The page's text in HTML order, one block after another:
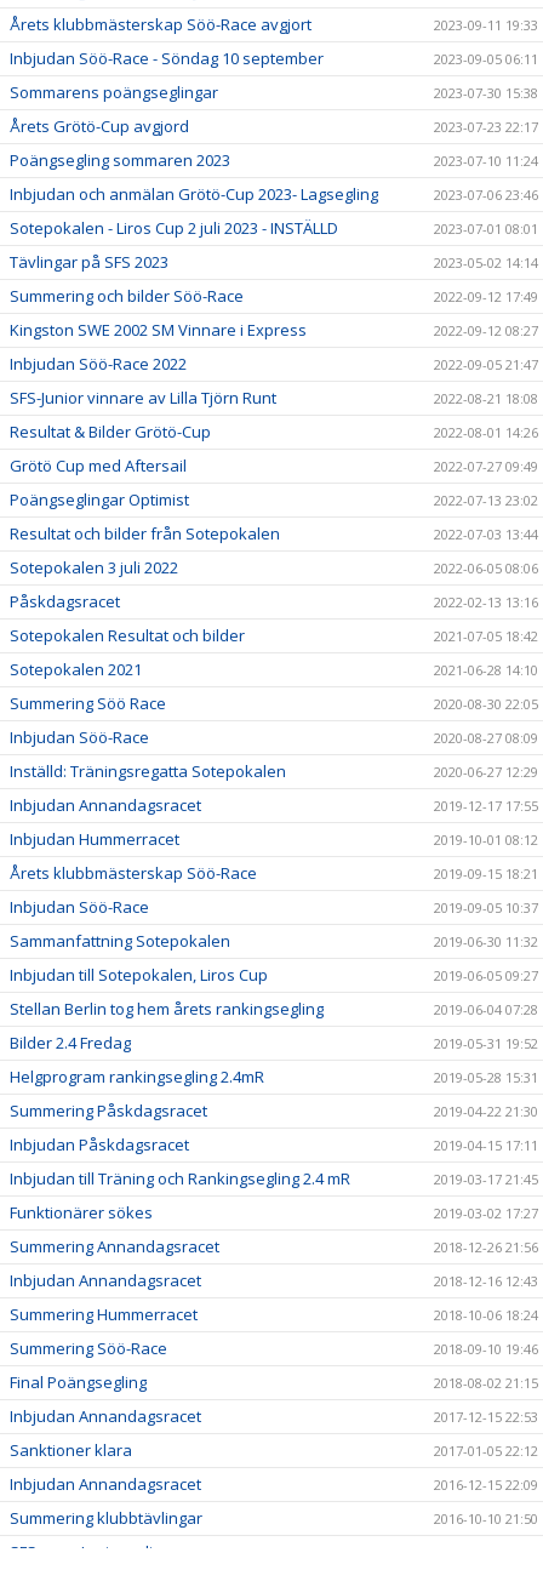
Årets klubbmästerskap Söö-Race avgjort 2023-09-11 19:33
Inbjudan Söö-Race - Söndag 10 september 2023-09-05 06:11
Sommarens poängseglingar 2023-07-30 15:38
Årets Grötö-Cup avgjord 2023-07-23 22:17
Poängsegling sommaren 2023 2023-07-10 11:24
Inbjudan och anmälan Grötö-Cup 2023- Lagsegling 2023-07-06 23:46
Sotepokalen - Liros Cup 2 juli 2023 - INSTÄLLD 2023-07-01 08:01
Tävlingar på SFS 2023 2023-05-02 14:14
Summering och bilder Söö-Race 2022-09-12 17:49
Kingston SWE 2002 SM Vinnare i Express 2022-09-12 08:27
Inbjudan Söö-Race 2022 2022-09-05 21:47
SFS-Junior vinnare av Lilla Tjörn Runt 2022-08-21 18:08
Resultat & Bilder Grötö-Cup 2022-08-01 14:26
Grötö Cup med Aftersail 2022-07-27 09:49
Poängseglingar Optimist 2022-07-13 23:02
Resultat och bilder från Sotepokalen 2022-07-03 13:44
Sotepokalen 3 juli 2022 2022-06-05 08:06
Påskdagsracet 2022-02-13 13:16
Sotepokalen Resultat och bilder 2021-07-05 18:42
Sotepokalen 2021 2021-06-28 14:10
Summering Söö Race 2020-08-30 22:05
Inbjudan Söö-Race 2020-08-27 08:09
Inställd: Träningsregatta Sotepokalen 2020-06-27 12:29
Inbjudan Annandagsracet 2019-12-17 17:55
Inbjudan Hummerracet 2019-10-01 08:12
Årets klubbmästerskap Söö-Race 2019-09-15 18:21
Inbjudan Söö-Race 2019-09-05 10:37
Sammanfattning Sotepokalen 2019-06-30 11:32
Inbjudan till Sotepokalen, Liros Cup 2019-06-05 09:27
Stellan Berlin tog hem årets rankingsegling 2019-06-04 07:28
Bilder 2.4 Fredag 2019-05-31 19:52
Helgprogram rankingsegling 2.4mR 2019-05-28 15:31
Summering Påskdagsracet 2019-04-22 21:30
Inbjudan Påskdagsracet 2019-04-15 17:11
Inbjudan till Träning och Rankingsegling 2.4 mR 2019-03-17 21:45
Funktionärer sökes 2019-03-02 17:27
Summering Annandagsracet 2018-12-26 21:56
Inbjudan Annandagsracet 2018-12-16 12:43
Summering Hummerracet 2018-10-06 18:24
Summering Söö-Race 2018-09-10 19:46
Final Poängsegling 2018-08-02 21:15
Inbjudan Annandagsracet 2017-12-15 22:53
Sanktioner klara 2017-01-05 22:12
Inbjudan Annandagsracet 2016-12-15 22:09
Summering klubbtävlingar 2016-10-10 21:50
SFS vann Luciasegling